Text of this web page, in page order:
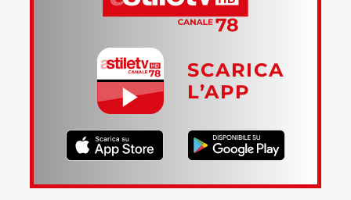
SCARICA
L’APP